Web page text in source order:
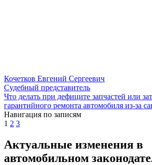
Кочетков Евгений Сергеевич
Судебный представитель
Что делать при дефиците запчастей или
гарантийного ремонта автомобиля из-за
Навигация по записям
1 2 3
Актуальные изменения в
автомобильном